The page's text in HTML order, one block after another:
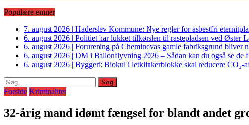
Populære emner
7. august 2026 | Haderslev Kommune: Nye regler for asbestfri
6. august 2026 | Politiet har lukket tilkørslen til rastepladsen ved Øster
6. august 2026 | Forurening på Cheminovas gamle fabriksgrund bliver
6. august 2026 | DM i Ballonflyvning 2026 – Sådan kan du også se de
6. august 2026 | Byggeri: Biokul i letklinkerblokke skal reducere CO₂-
Søg
efter:
Forside Kriminalitet
32-årig mand idømt fængsel for blandt andet